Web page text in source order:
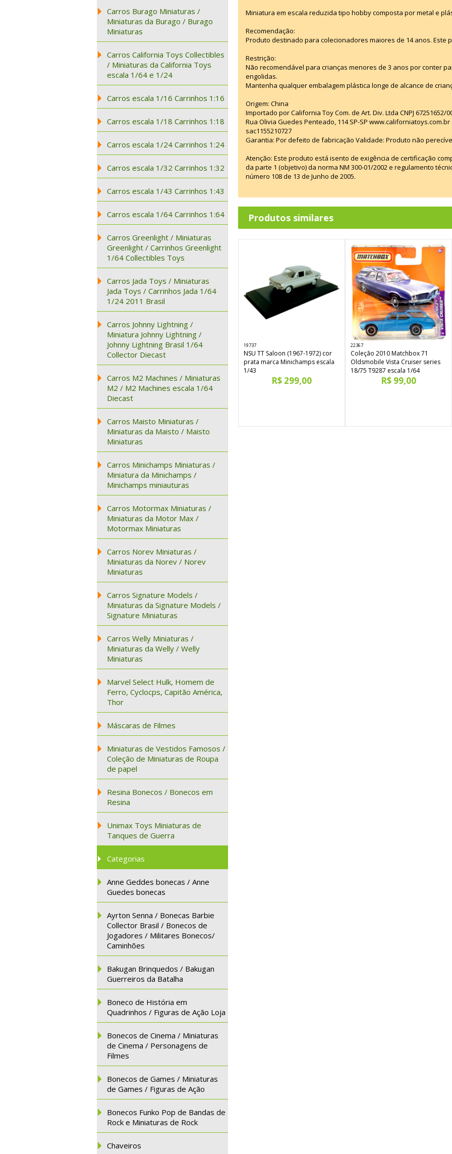
Carros Burago Miniaturas /
Miniaturas da Burago / Burago
Miniaturas
Carros California Toys Collectibles
/ Miniaturas da California Toys
escala 1/64 e 1/24
Carros escala 1/16 Carrinhos 1:16
Carros escala 1/18 Carrinhos 1:18
Carros escala 1/24 Carrinhos 1:24
Carros escala 1/32 Carrinhos 1:32
Carros escala 1/43 Carrinhos 1:43
Carros escala 1/64 Carrinhos 1:64
Carros Greenlight / Miniaturas
Greenlight / Carrinhos Greenlight
1/64 Collectibles Toys
Carros Jada Toys / Miniaturas
Jada Toys / Carrinhos Jada 1/64
1/24 2011 Brasil
Carros Johnny Lightning /
Miniatura Johnny Lightning /
Johnny Lightning Brasil 1/64
Collector Diecast
Carros M2 Machines / Miniaturas
M2 / M2 Machines escala 1/64
Diecast
Carros Maisto Miniaturas /
Miniaturas da Maisto / Maisto
Miniaturas
Carros Minichamps Miniaturas /
Miniatura da Minichamps /
Minichamps miniauturas
Carros Motormax Miniaturas /
Miniaturas da Motor Max /
Motormax Miniaturas
Carros Norev Miniaturas /
Miniaturas da Norev / Norev
Miniaturas
Carros Signature Models /
Miniaturas da Signature Models /
Signature Miniaturas
Carros Welly Miniaturas /
Miniaturas da Welly / Welly
Miniaturas
Marvel Select Hulk, Homem de
Ferro, Cyclocps, Capitão América,
Thor
Máscaras de Filmes
Miniaturas de Vestidos Famosos /
Coleção de Miniaturas de Roupa
de papel
Resina Bonecos / Bonecos em
Resina
Unimax Toys Miniaturas de
Tanques de Guerra
Categorias
Anne Geddes bonecas / Anne
Guedes bonecas
Ayrton Senna / Bonecas Barbie
Collector Brasil / Bonecos de
Jogadores / Militares Bonecos/
Caminhões
Bakugan Brinquedos / Bakugan
Guerreiros da Batalha
Boneco de História em
Quadrinhos / Figuras de Ação Loja
Bonecos de Cinema / Miniaturas
de Cinema / Personagens de
Filmes
Bonecos de Games / Miniaturas
de Games / Figuras de Ação
Bonecos Funko Pop de Bandas de
Rock e Miniaturas de Rock
Chaveiros
Miniatura em escala reduzida tipo hobby composta por metal e
Recomendação:
Produto destinado para colecionadores maiores de 14 anos. Este
Restrição:
Não recomendável para crianças menores de 3 anos por conter
engolidas.
Mantenha qualquer embalagem plástica longe de alcance de
Origem: China
Importado por California Toy Com. de Art. Div. Ltda CNPJ 67251652/
Rua Olivia Guedes Penteado, 114 SP-SP
sac1155210727
Garantia: Por defeito de fabricação Validade: Produto não
Atenção: Este produto está isento de exigência de certificação
da parte 1 (objetivo) da norma NM 300-01/2002 e regulamento
número 108 de 13 de Junho de 2005.
Produtos similares
19737
NSU TT Saloon (1967-1972) cor
prata marca Minichamps escala
1/43
R$ 299,00
22367
Coleção 2010 Matchbox 71
Oldsmobile Vista Cruiser series
18/75 T9287 escala 1/64
R$ 99,00